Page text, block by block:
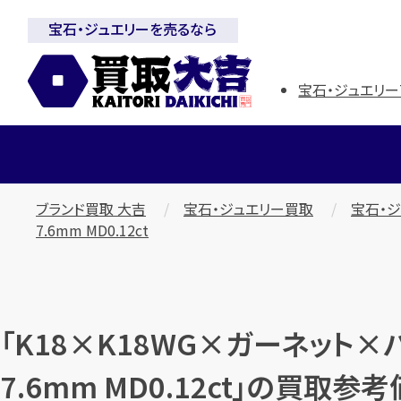
宝石・ジュエリーを売るなら
宝石・ジュエリ
ブランド買取 大吉 宝石・ジュエリー買取
宝石・
7.6mm MD0.12ct
「K18×K18WG×ガーネット×
7.6mm MD0.12ct」の買取参考